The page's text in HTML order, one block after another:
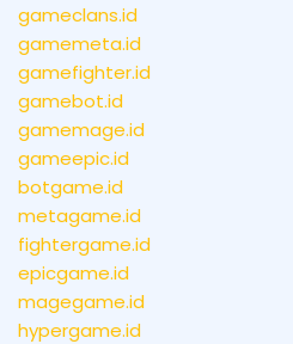
gameclans.id
gamemeta.id
gamefighter.id
gamebot.id
gamemage.id
gameepic.id
botgame.id
metagame.id
fightergame.id
epicgame.id
magegame.id
hypergame.id